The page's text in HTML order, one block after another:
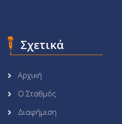
Σχετικά
Αρχική
Ο Σταθμός
Διαφήμιση